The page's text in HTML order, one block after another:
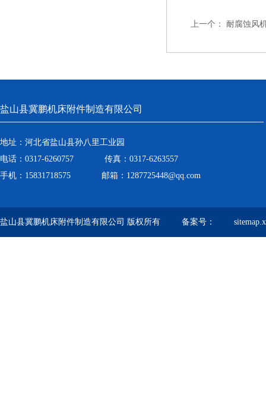
上一个： 耐腐蚀风
盐山县冀鹏机床附件制造有限公司
地址：河北省盐山县孙八里工业园
电话：0317-6260757 传真：0317-6263557
手机：15831718575 邮箱：1287725448@qq.com
盐山县冀鹏机床附件制造有限公司 版权所有 备案号：